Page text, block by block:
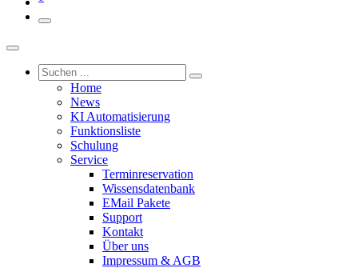
Home
News
KI Automatisierung
Funktionsliste
Schulung
Service
Terminreservation
Wissensdatenbank
EMail Pakete
Support
Kontakt
Über uns
Impressum & AGB